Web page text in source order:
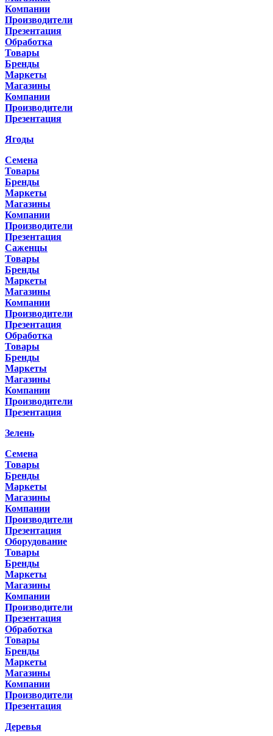
Компании
Производители
Презентация
Обработка
Товары
Бренды
Маркеты
Магазины
Компании
Производители
Презентация
Ягоды
Семена
Товары
Бренды
Маркеты
Магазины
Компании
Производители
Презентация
Саженцы
Товары
Бренды
Маркеты
Магазины
Компании
Производители
Презентация
Обработка
Товары
Бренды
Маркеты
Магазины
Компании
Производители
Презентация
Зелень
Семена
Товары
Бренды
Маркеты
Магазины
Компании
Производители
Презентация
Оборудование
Товары
Бренды
Маркеты
Магазины
Компании
Производители
Презентация
Обработка
Товары
Бренды
Маркеты
Магазины
Компании
Производители
Презентация
Деревья